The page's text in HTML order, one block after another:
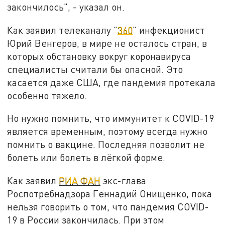
закончилось", - указал он.
Как заявил телеканалу "360" инфекционист
Юрий Венгеров, в мире не осталось стран, в
которых обстановку вокруг коронавируса
специалисты считали бы опасной. Это
касается даже США, где пандемия протекала
особенно тяжело.
Но нужно помнить, что иммунитет к COVID-19
является временным, поэтому всегда нужно
помнить о вакцине. Последняя позволит не
болеть или болеть в лёгкой форме.
Как заявил РИА ФАН экс-глава
Роспотребнадзора Геннадий Онищенко, пока
нельзя говорить о том, что пандемия COVID-
19 в России закончилась. При этом